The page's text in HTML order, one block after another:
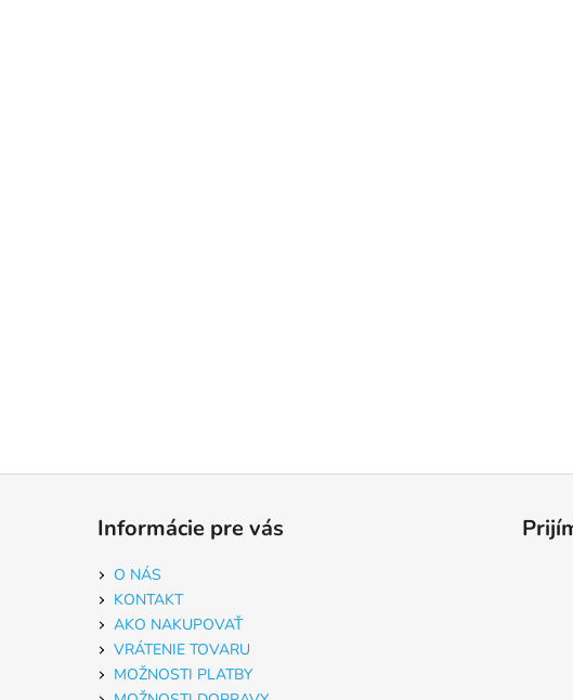
Informácie pre vás
O NÁS
KONTAKT
AKO NAKUPOVAŤ
VRÁTENIE TOVARU
MOŽNOSTI PLATBY